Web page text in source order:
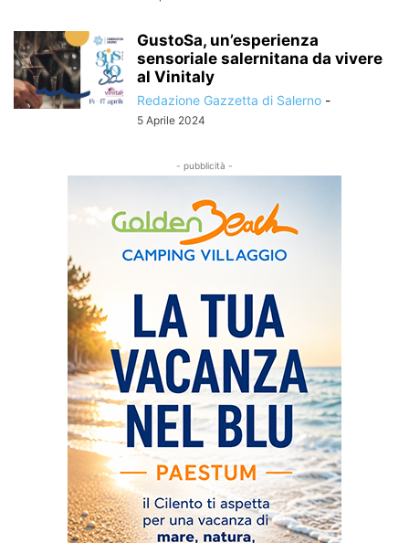
GustoSa, un’esperienza
sensoriale salernitana da vivere
al Vinitaly
Redazione Gazzetta di Salerno -
5 Aprile 2024
- pubblicità -